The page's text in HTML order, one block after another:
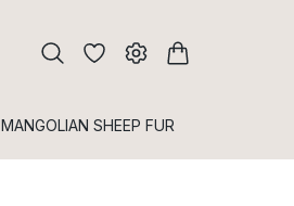
MANGOLIAN SHEEP FUR